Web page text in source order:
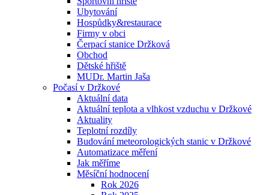
Ubytování
Hospůdky&restaurace
Firmy v obci
Čerpací stanice Držková
Obchod
Dětské hřiště
MUDr. Martin Jaša
Počasí v Držkové
Aktuální data
Aktuální teplota a vlhkost vzduchu v Držkové
Aktuality
Teplotní rozdíly
Budování meteorologických stanic v Držkové
Automatizace měření
Jak měříme
Měsíční hodnocení
Rok 2026